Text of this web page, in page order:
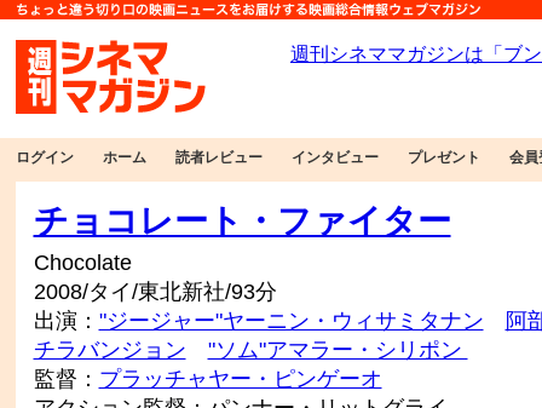
ログイン ホーム 読者レビュー インタビュー プレゼント 会員
チョコレート・ファイター
Chocolate
2008/タイ/東北新社/93分
出演： "ジージャー"ヤーニン・ウィサミタナン
阿
チラバンジョン
"ソム"アマラー・シリポン
監督： プラッチャヤー・ピンゲーオ